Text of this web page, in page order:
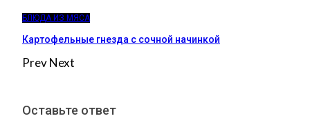
БЛЮДА ИЗ МЯСА
Картофельные гнезда с сочной начинкой
PrevNext
Оставьте ответ